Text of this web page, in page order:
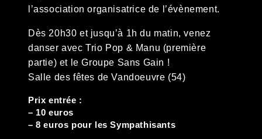
l’association organisatrice de l’évènement.
Dès 20h30 et jusqu’à 1h du matin, venez
danser avec Trio Pop & Manu (première
partie) et le Groupe Sans Gain !
Salle des fêtes de Vandoeuvre (54)
Prix entrée :
– 10 euros
– 8 euros pour les Sympathisants